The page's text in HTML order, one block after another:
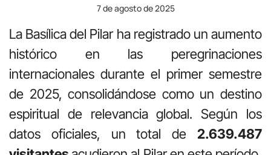
7 de agosto de 2025
La Basílica del Pilar ha registrado un aumento
histórico en las peregrinaciones
internacionales durante el primer semestre
de 2025, consolidándose como un destino
espiritual de relevancia global. Según los
datos oficiales, un total de 2.639.487